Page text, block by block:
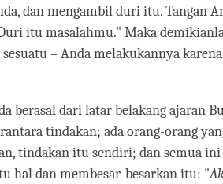
dan mengambil duri itu. Tangan
itu masalahmu." Maka
– Anda melakukannya
berasal dari latar belakang ajaran
tindakan; ada orang-orang
tindakan itu sendiri; dan semua
hal dan membesar-besarkan itu: "